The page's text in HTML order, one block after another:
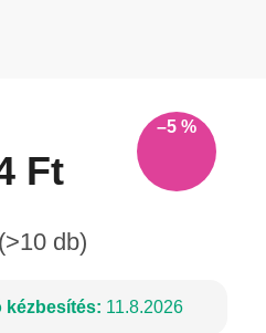
–5 %
Ft
(>10 db)
kézbesítés: 11.8.2026